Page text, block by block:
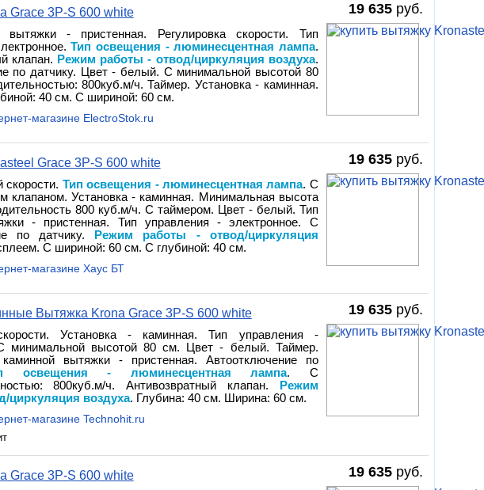
19 635руб.
Grace 3P-S 600 white
вытяжки - пристенная. Регулировка скорости. Тип
Тип освещения - люминесцентная лампа.
клапан. Режим работы - отвод/циркуляция воздуха.
по датчику. Цвет - белый. С минимальной высотой 80
800куб.м/ч. Таймер. Установка - каминная.
40 см. С шириной: 60 см.
магазине ElectroStok.ru
19 635руб.
Grace 3P-S 600 white
скорости. Тип освещения - люминесцентная лампа. С
клапаном. Установка - каминная. Минимальная высота
800 куб.м/ч. С таймером. Цвет - белый. Тип
- пристенная. Тип управления - электронное. С
по датчику.
Режим работы - отвод/циркуляция
С шириной: 60 см. С глубиной: 40 см.
магазине Хаус БТ
19 635руб.
Вытяжка Krona Grace 3P-S 600 white
Установка - каминная. Тип управления -
минимальной высотой 80 см. Цвет - белый. Таймер.
вытяжки - пристенная. Автоотключение по
освещения - люминесцентная лампа. С
800куб.м/ч. Антивозвратный клапан.
Режим
циркуляция воздуха. Глубина: 40 см. Ширина: 60 см.
магазине Technohit.ru
19 635руб.
Grace 3P-S 600 white